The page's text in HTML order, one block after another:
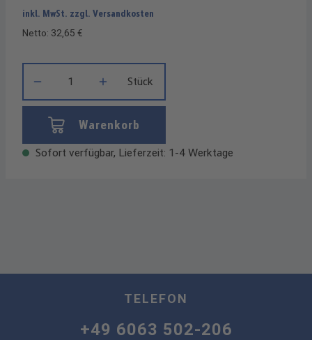
inkl. MwSt. zzgl. Versandkosten
Netto: 32,65 €
Stück
Warenkorb
Sofort verfügbar, Lieferzeit: 1-4 Werktage
TELEFON
+49 6063 502-206